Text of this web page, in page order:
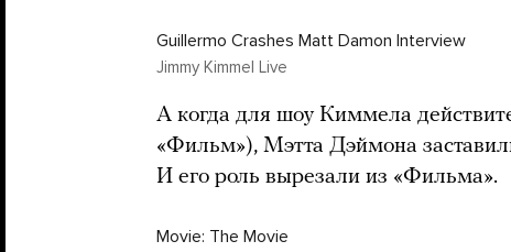
Guillermo Crashes Matt Damon Interview
Jimmy Kimmel Live
А когда для шоу Киммела
«Фильм»), Мэтта Дэймона
И его роль вырезали из «Фильма».
Movie: The Movie